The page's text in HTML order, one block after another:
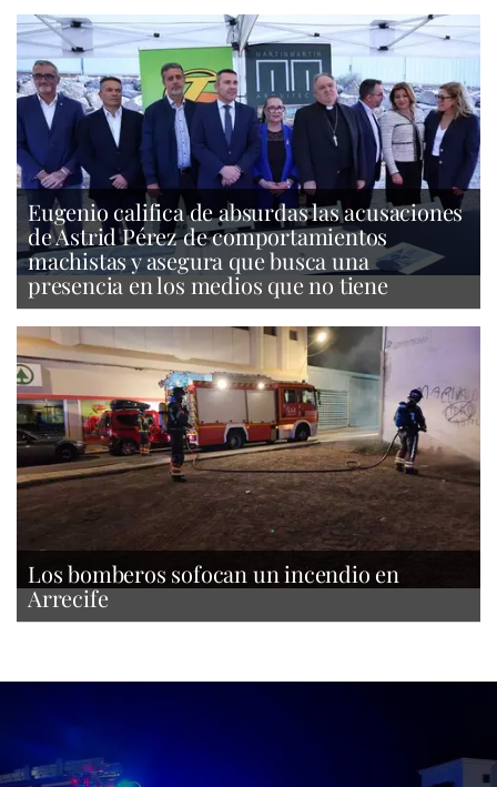
Eugenio califica de absurdas las acusaciones
de Astrid Pérez de comportamientos
machistas y asegura que busca una
presencia en los medios que no tiene
Los bomberos sofocan un incendio en
Arrecife